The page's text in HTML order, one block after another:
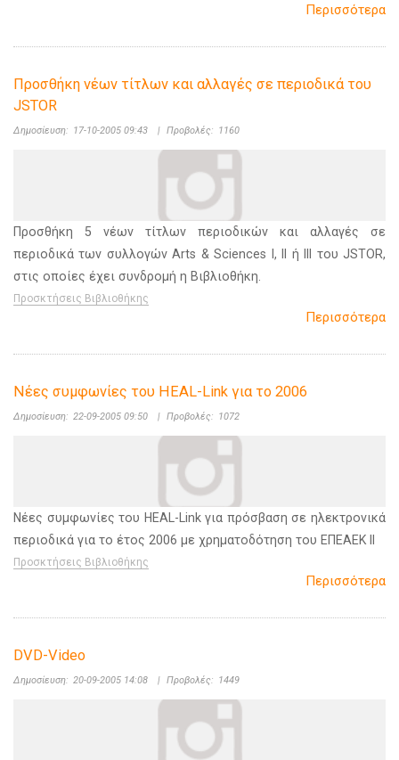
Περισσότερα
Προσθήκη νέων τίτλων και αλλαγές σε περιοδικά του
JSTOR
Δημοσίευση: 17-10-2005 09:43 | Προβολές: 1160
Προσθήκη 5 νέων τίτλων περιοδικών και αλλαγές σε
περιοδικά των συλλογών Arts & Sciences I, II ή III του JSTOR,
στις οποίες έχει συνδρομή η Βιβλιοθήκη.
Προσκτήσεις Βιβλιοθήκης
Περισσότερα
Νέες συμφωνίες του HEAL-Link για το 2006
Δημοσίευση: 22-09-2005 09:50 | Προβολές: 1072
Νέες συμφωνίες του HEAL-Link για πρόσβαση σε ηλεκτρονικά
περιοδικά για το έτος 2006 με χρηματοδότηση του ΕΠΕΑΕΚ ΙΙ
Προσκτήσεις Βιβλιοθήκης
Περισσότερα
DVD-Video
Δημοσίευση: 20-09-2005 14:08 | Προβολές: 1449